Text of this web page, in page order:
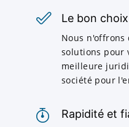
Le bon choix
Nous n'offrons
solutions pour
meilleure
société pour
Rapidité et